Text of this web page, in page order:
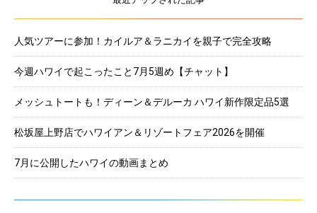
人気ツアーに参加！カイルア＆ラニカイを親子で完全攻略
今週ハワイで起こったこと7月5週め【チャット】
メッシュトートも！ディーン＆デルーカ ハワイ新作限定品5選
松坂屋上野店でハワイアン＆リゾートフェア2026を開催
7月に公開したハワイの動画まとめ